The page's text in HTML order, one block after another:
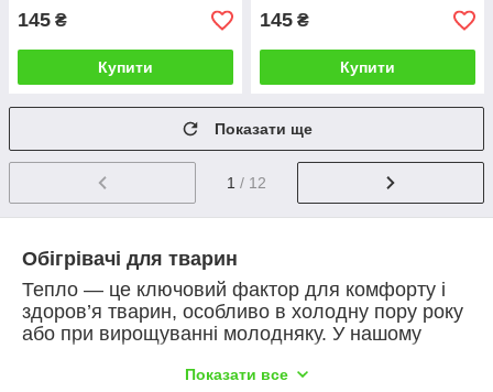
145 ₴
Купити
145 ₴
Купити
Показати ще
1 / 12
Обігрівачі для тварин
Тепло — це ключовий фактор для комфорту і
здоров’я тварин, особливо в холодну пору року
або при вирощуванні молодняку. У нашому
обігрівачі для тварин різного типу, які
Показати все